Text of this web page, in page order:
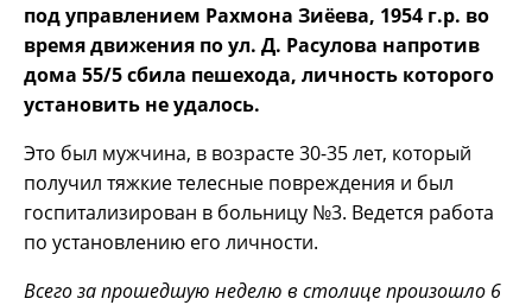
под управлением Рахмона Зиёева, 1954 г.р. во
время движения по ул. Д. Расулова напротив
дома 55/5 сбила пешехода, личность которого
установить не удалось.
Это был мужчина, в возрасте 30-35 лет, который
получил тяжкие телесные повреждения и был
госпитализирован в больницу №3. Ведется работа
по установлению его личности.
Всего за прошедшую неделю в столице произошло 6